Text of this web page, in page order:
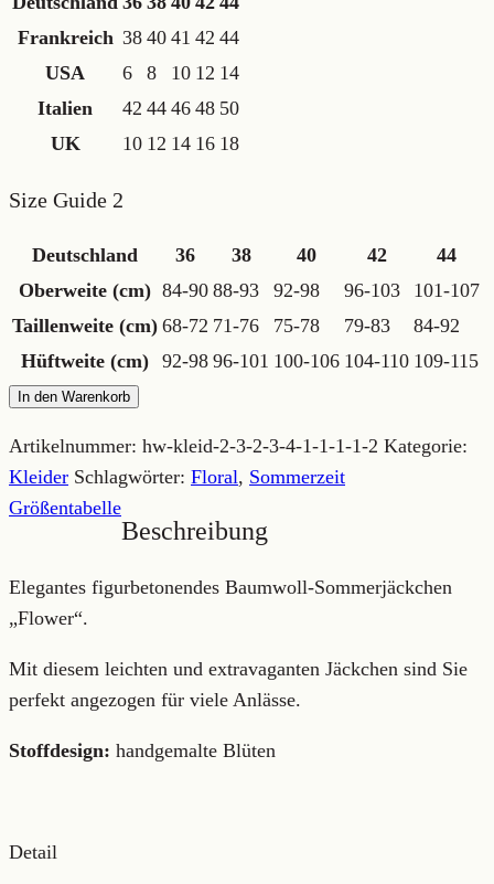
Frankreich 38 40 41 42 44
USA
6 8 10 12 14
Italien
42 44 46 48 50
UK
10 12 14 16 18
Size Guide 2
Deutschland 36 38 40 42
44
Oberweite (cm) 84-90 88-93 92-98 96-103
101-107
Taillenweite (cm) 68-72 71-76 75-78 79-83
84-92
Hüftweite (cm) 92-98 96-101 100-106 104-110 109-115
Baumwollblazer
Grau
Menge
In den Warenkorb
Artikelnummer: hw-kleid-2-3-2-3-4-1-1-1-1-2 Kategorie:
Kleider Schlagwörter: Floral, Sommerzeit
Größentabelle
Beschreibung
Elegantes figurbetonendes Baumwoll-Sommerjäckchen
„Flower“.
Mit diesem leichten und extravaganten Jäckchen sind Sie
perfekt angezogen für viele Anlässe.
Stoffdesign: handgemalte Blüten
Detail